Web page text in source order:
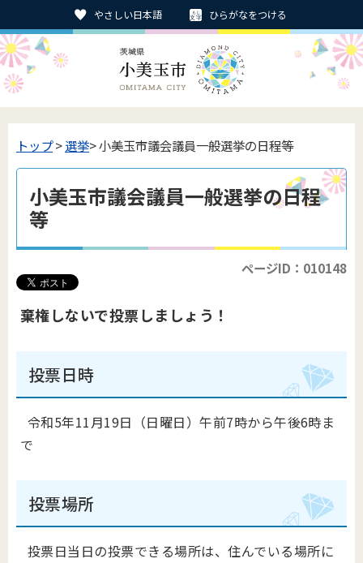
やさしい日本語 ひらがなをつける
トップ>選挙> 小美玉市議会議員一般選挙の日程等
小美玉市議会議員一般選挙の日程
等
ページID：010148
棄権しないで投票しましょう！
投票日時
令和5年11月19日（日曜日）午前7時から午後6時ま
で
投票場所
投票日当日の投票できる場所は、住んでいる場所に